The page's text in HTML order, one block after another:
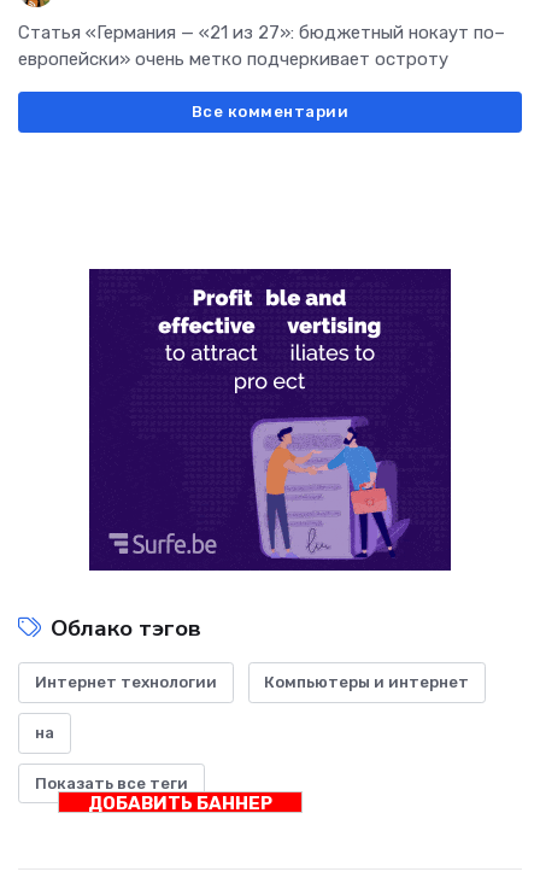
Статья «Германия — «21 из 27»: бюджетный нокаут по–
европейски» очень метко подчеркивает остроту
Все комментарии
Облако тэгов
Интернет технологии Компьютеры и интернет
на
Показать все теги
ДОБАВИТЬ БАННЕР